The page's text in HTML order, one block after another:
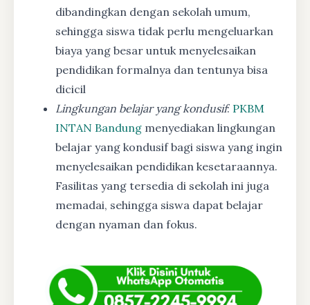
dibandingkan dengan sekolah umum,
sehingga siswa tidak perlu mengeluarkan
biaya yang besar untuk menyelesaikan
pendidikan formalnya dan tentunya bisa
dicicil
Lingkungan belajar yang kondusif: PKBM
INTAN Bandung menyediakan lingkungan
belajar yang kondusif bagi siswa yang ingin
menyelesaikan pendidikan kesetaraannya.
Fasilitas yang tersedia di sekolah ini juga
memadai, sehingga siswa dapat belajar
dengan nyaman dan fokus.